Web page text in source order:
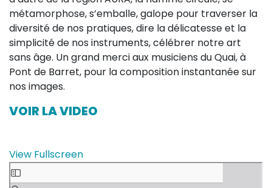
métamorphose, s’emballe, galope pour traverser la
diversité de nos pratiques, dire la délicatesse et la
simplicité de nos instruments, célébrer notre art
sans âge. Un grand merci aux musiciens du Quai, à
Pont de Barret, pour la composition instantanée sur
nos images.
VOIR LA VIDEO
View Fullscreen
Skip to PDF content